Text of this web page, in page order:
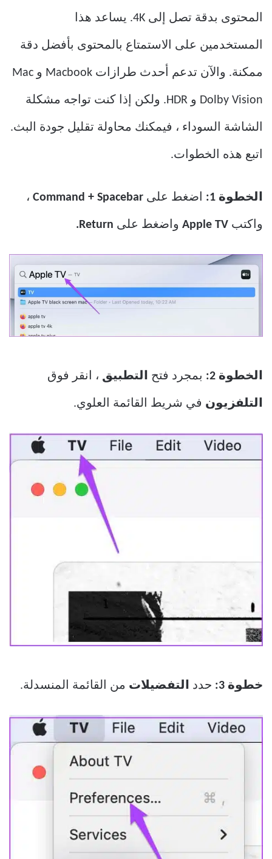
المحتوى بدقة تصل إلى 4K. يساعد هذا
المستخدمين على الاستمتاع بالمحتوى بأفضل دقة
ممكنة. والآن تدعم أحدث طرازات Macbook و Mac
Dolby Vision و HDR. ولكن إذا كنت تواجه مشكلة
الشاشة السوداء ، فيمكنك محاولة تقليل جودة البث.
اتبع هذه الخطوات.
الخطوة 1: اضغط على Command + Spacebar ،
واكتب Apple TV واضغط على Return.
الخطوة 2: بمجرد فتح التطبيق ، انقر فوق
التلفزيون في شريط القائمة العلوي.
خطوة 3: حدد التفضيلات من القائمة المنسدلة.